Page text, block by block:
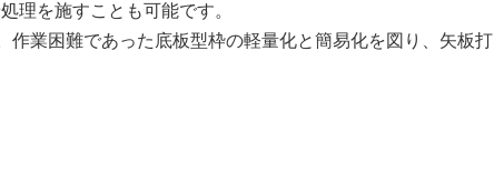
理を施すことも可能です。
業困難であった底板型枠の軽量化と簡易化を図り、矢板打